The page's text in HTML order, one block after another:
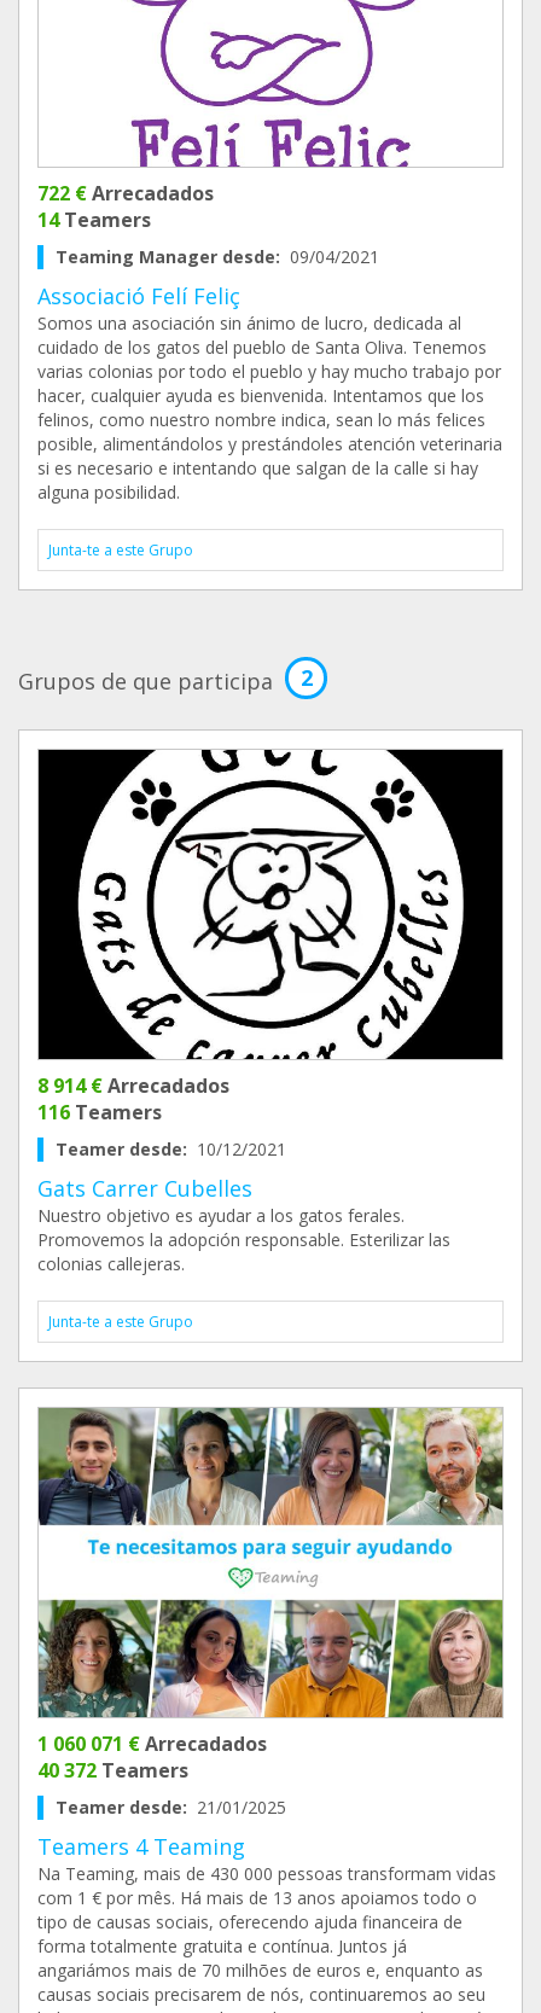
722 €Arrecadados
14Teamers
Teaming Manager desde: 09/04/2021
Associació Felí Feliç
Somos una asociación sin ánimo de lucro, dedicada al
cuidado de los gatos del pueblo de Santa Oliva. Tenemos
varias colonias por todo el pueblo y hay mucho trabajo por
hacer, cualquier ayuda es bienvenida. Intentamos que los
felinos, como nuestro nombre indica, sean lo más felices
posible, alimentándolos y prestándoles atención veterinaria
si es necesario e intentando que salgan de la calle si hay
alguna posibilidad.
Junta-te a este Grupo
Grupos de que participa 2
8 914 €Arrecadados
116 Teamers
Teamer desde: 10/12/2021
Gats Carrer Cubelles
Nuestro objetivo es ayudar a los gatos ferales.
Promovemos la adopción responsable. Esterilizar las
colonias callejeras.
Junta-te a este Grupo
1 060 071 €Arrecadados
40 372 Teamers
Teamer desde: 21/01/2025
Teamers 4 Teaming
Na Teaming, mais de 430 000 pessoas transformam vidas
com 1 € por mês. Há mais de 13 anos apoiamos todo o
tipo de causas sociais, oferecendo ajuda financeira de
forma totalmente gratuita e contínua. Juntos já
angariámos mais de 70 milhões de euros e, enquanto as
causas sociais precisarem de nós, continuaremos ao seu